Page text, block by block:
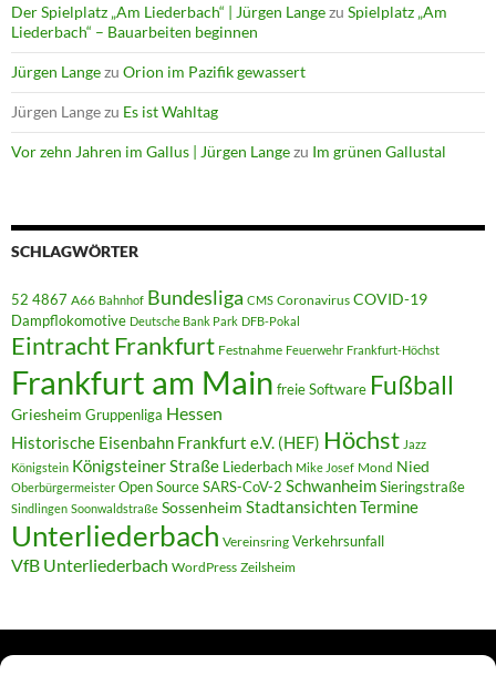
Der Spielplatz „Am Liederbach“ | Jürgen Langezu Spielplatz „Am
Liederbach“ – Bauarbeiten beginnen
Jürgen Langezu Orion im Pazifik gewassert
Jürgen Langezu Es ist Wahltag
Vor zehn Jahren im Gallus | Jürgen Langezu Im grünen Gallustal
SCHLAGWÖRTER
52 4867 A66 Bahnhof Bundesliga CMS Coronavirus COVID-19
Dampflokomotive Deutsche Bank Park DFB-Pokal
Eintracht Frankfurt Festnahme Feuerwehr Frankfurt-Höchst
Frankfurt am Main freie Software Fußball
Griesheim Gruppenliga Hessen
Historische Eisenbahn Frankfurt e.V. (HEF) Höchst Jazz
Königstein Königsteiner Straße Liederbach Mike Josef Mond Nied
Oberbürgermeister Open SourceSARS-CoV-2 SchwanheimSieringstraße
Sindlingen Soonwaldstraße Sossenheim StadtansichtenTermine
Unterliederbach Vereinsring Verkehrsunfall
VfB Unterliederbach WordPress Zeilsheim